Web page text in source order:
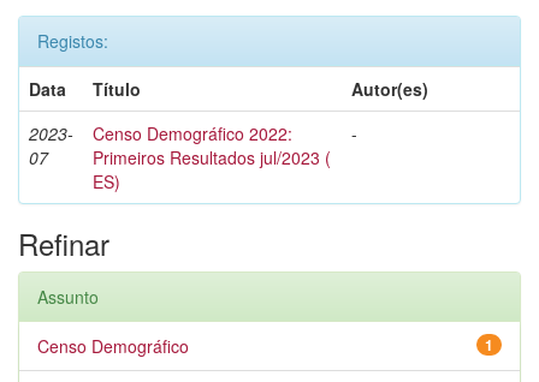
Registos:
Data
Título
Autor(es)
2023-
07
Censo Demográfico 2022:
Primeiros Resultados jul/2023 (
ES)
-
Refinar
Assunto
1
Censo Demográfico